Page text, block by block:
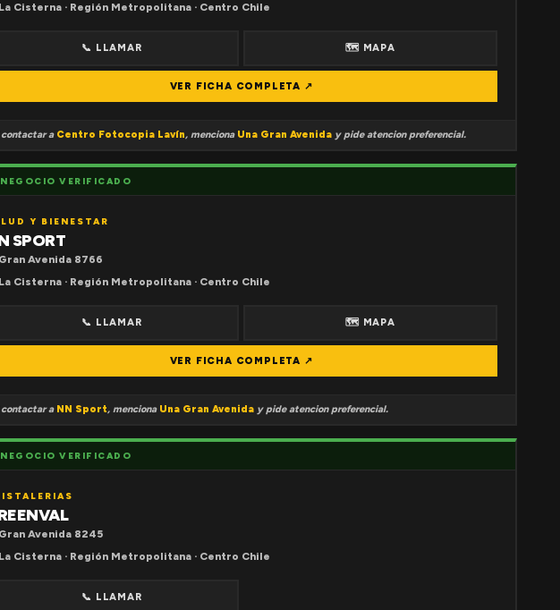
Cisterna · Región Metropolitana · Centro Chile
📞 LLAMAR 🗺 MAPA
VER FICHA COMPLETA ↗
contactar a Centro Fotocopia Lavín, menciona Una Gran Avenida y pide atencion preferencial.
VERIFICADO
Y BIENESTAR
SPORT
Avenida 8766
Cisterna · Región Metropolitana · Centro Chile
📞 LLAMAR 🗺 MAPA
VER FICHA COMPLETA ↗
contactar a NN Sport, menciona Una Gran Avenida y pide atencion preferencial.
VERIFICADO
Avenida 8245
Cisterna · Región Metropolitana · Centro Chile
📞 LLAMAR